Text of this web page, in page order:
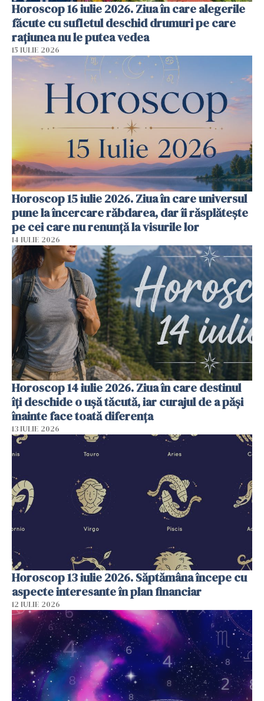
Horoscop 16 iulie 2026. Ziua în care alegerile
făcute cu sufletul deschid drumuri pe care
rațiunea nu le putea vedea
15 IULIE 2026
Horoscop 15 iulie 2026. Ziua în care universul
pune la încercare răbdarea, dar îi răsplătește
pe cei care nu renunță la visurile lor
14 IULIE 2026
Horoscop 14 iulie 2026. Ziua în care destinul
îți deschide o ușă tăcută, iar curajul de a păși
înainte face toată diferența
13 IULIE 2026
Horoscop 13 iulie 2026. Săptămâna începe cu
aspecte interesante în plan financiar
12 IULIE 2026